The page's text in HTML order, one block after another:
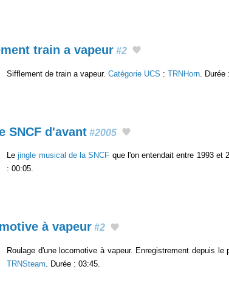
train a vapeur #2
Sifflement de train a vapeur. Catégorie UCS : TRNHorn . Durée
SNCF d'avant #2005
Lejingle musical de la SNCF que l'on entendait entre 1993 et
: 00:05.
à vapeur #2
Roulage d'une locomotive à vapeur. Enregistrement depuis
TRNSteam. Durée : 03:45.